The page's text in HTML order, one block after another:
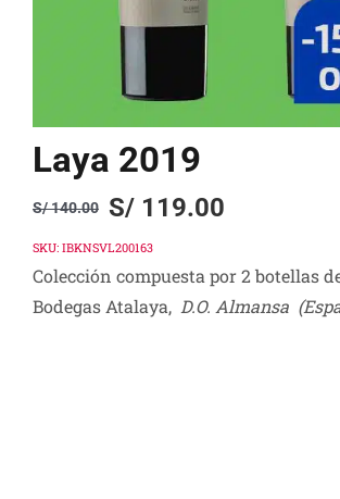
Laya 2019
S/140.00
Original
price
was:
S/ 140.00.
S/119.00
Current
price
is:
S/ 119.00.
SKU: IBKNSVL200163
Colección compuesta por 2 botellas
Bodegas Atalaya, D.O. Almansa